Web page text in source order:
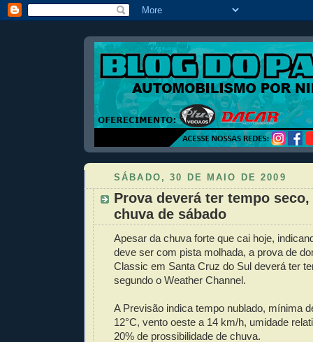
SÁBADO, 30 DE MAIO DE 2009
Prova deverá ter tempo seco,
chuva de sábado
Apesar da chuva forte que cai hoje,
deve ser com pista molhada, a prova de
Classic em Santa Cruz do Sul deverá ter
segundo o Weather Channel.
A Previsão indica tempo nublado, mínima
12°C, vento oeste a 14 km/h, umidade
20% de prossibilidade de chuva.